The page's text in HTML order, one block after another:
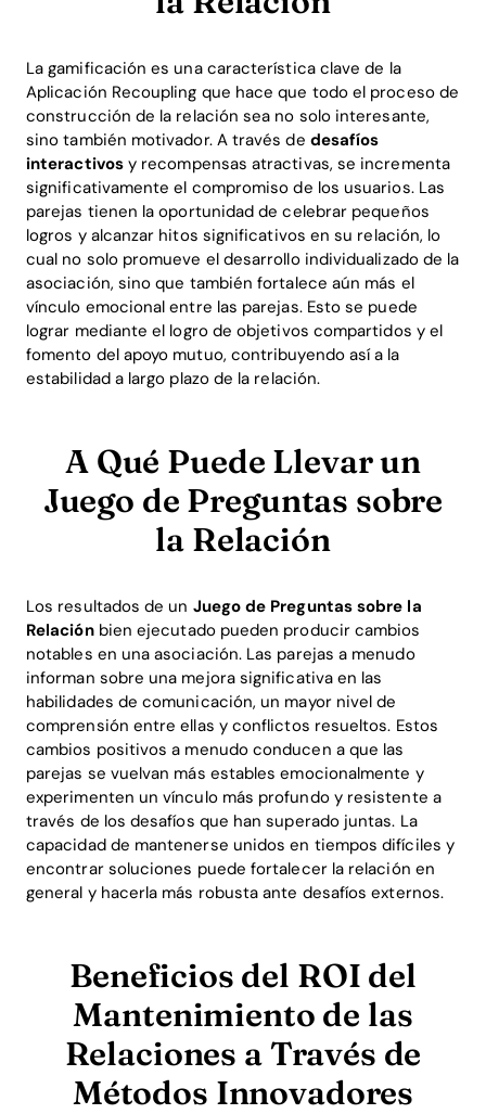
Home
Blog
Download
La gamificación es una característica clave de la
Aplicación Recoupling que hace que todo el proceso de
construcción de la relación sea no solo interesante,
sino también motivador. A través de desafíos
interactivosy recompensas atractivas, se incrementa
significativamente el compromiso de los usuarios. Las
parejas tienen la oportunidad de celebrar pequeños
logros y alcanzar hitos significativos en su relación, lo
cual no solo promueve el desarrollo individualizado de la
asociación, sino que también fortalece aún más el
vínculo emocional entre las parejas. Esto se puede
lograr mediante el logro de objetivos compartidos y el
fomento del apoyo mutuo, contribuyendo así a la
estabilidad a largo plazo de la relación.
A Qué Puede Llevar un
Juego de Preguntas sobre
la Relación
Los resultados de un Juego de Preguntas sobre la
Relaciónbien ejecutado pueden producir cambios
notables en una asociación. Las parejas a menudo
informan sobre una mejora significativa en las
habilidades de comunicación, un mayor nivel de
comprensión entre ellas y conflictos resueltos. Estos
cambios positivos a menudo conducen a que las
parejas se vuelvan más estables emocionalmente y
experimenten un vínculo más profundo y resistente a
través de los desafíos que han superado juntas. La
capacidad de mantenerse unidos en tiempos difíciles y
encontrar soluciones puede fortalecer la relación en
general y hacerla más robusta ante desafíos externos.
Beneficios del ROI del
Mantenimiento de las
Relaciones a Través de
Métodos Innovadores